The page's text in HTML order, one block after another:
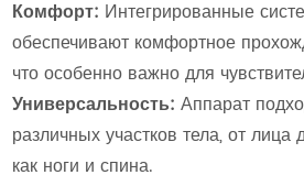
Комфорт: Интегрированные
обеспечивают комфортное
что особенно важно для
Универсальность: Аппарат
различных участков тела, от лица
как ноги и спина.